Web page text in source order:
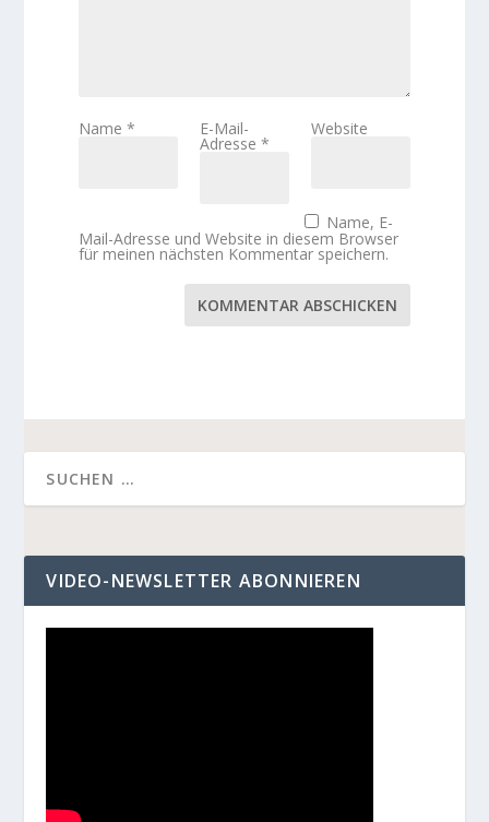
Name* E-Mail-
Adresse*
Website
Name, E-
Mail-Adresse und Website in diesem Browser
für meinen nächsten Kommentar speichern.
KOMMENTAR ABSCHICKEN
VIDEO-NEWSLETTER ABONNIEREN